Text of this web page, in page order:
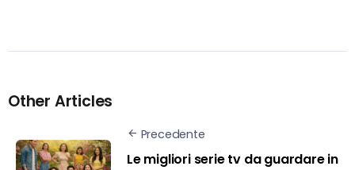
Other Articles
Precedente
Le migliori serie tv da guardare in